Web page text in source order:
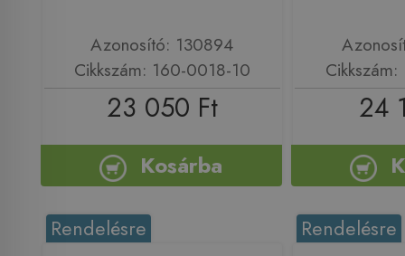
Azonosító: 130894
Cikkszám: 160-0018-10
23 050 Ft
Kosárba
24
Rendelésre Rendelésre